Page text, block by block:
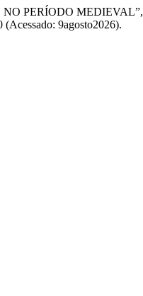
PERÍODO MEDIEVAL”,
9agosto2026).